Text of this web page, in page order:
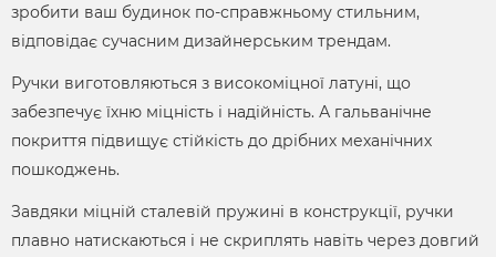
зробити ваш будинок по-справжньому стильним,
відповідає сучасним дизайнерським трендам.
Ручки виготовляються з високоміцної латуні, що
забезпечує їхню міцність і надійність. А гальванічне
покриття підвищує стійкість до дрібних механічних
пошкоджень.
Завдяки міцній сталевій пружині в конструкції, ручки
плавно натискаються і не скриплять навіть через довгий